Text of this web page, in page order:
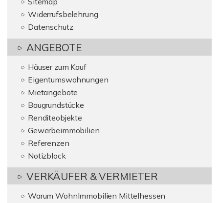
Widerrufsbelehrung
Datenschutz
ANGEBOTE
Häuser zum Kauf
Eigentumswohnungen
Mietangebote
Baugrundstücke
Renditeobjekte
Gewerbeimmobilien
Referenzen
Notizblock
VERKÄUFER & VERMIETER
Warum WohnImmobilien Mittelhessen